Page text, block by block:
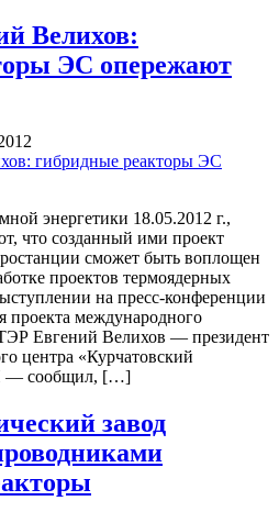
Велихов:
ЭС опережают
энергетики 18.05.2012 г.,
что созданный ими проект
сможет быть воплощен
проектов термоядерных
на пресс-конференции
проекта международного
Евгений Велихов — президент
центра «Курчатовский
— сообщил, […]
завод